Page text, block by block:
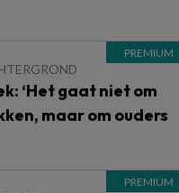
‘Het gaat niet om
maar om ouders